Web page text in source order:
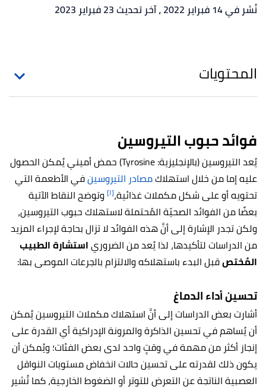
نُشر في 14 فبراير 2022
، آخر تحديث 23 فبراير 2023
المحتويات
فوائد حبوب التيروسين
يُعد التيروسين (بالإنجليزية: Tyrosine) حمض أميني يُمكن الحصول
عليه إما من خلال استهلاكمصادر التيروسينفي الأطعمة التي
تحتويه أو على شكل مكملات غذائية،[١] وتوضح النقاط الآتية
بعضًا من الفوائد الصحيّة المُحتملة لاستهلاك حبوب التيروسين،
ولكن تجدر الإشارة إلى أنَّ هذه الفوائد لا تزال بحاجة لإجراء المزيد
من الدراسات لتأكيدها، لذا يُعد من الضرورياستشارة الطبيب
المُختصقبل البدء باستهلاكه والالتزام بالجرعات الموصى بها:
تحسين أداء الدماغ
أشارت بعض الدراسات إلى أنَّ استهلاك مكملات التيروسين يُمكن
أن يُساهم في تحسين الذاكرة والمرونة الإدراكية أي القدرة على
إنجاز أكثر من مهمة في وقتٍ واحد لدى بعض الفئات؛ ويُمكن أن
يكون ذلك لقدرته على تحسين حالات انخفاض مستويات النواقل
العصبية الناتجة عن التعرض للتوتر أو الضغوط الخارجية، كما تُشير